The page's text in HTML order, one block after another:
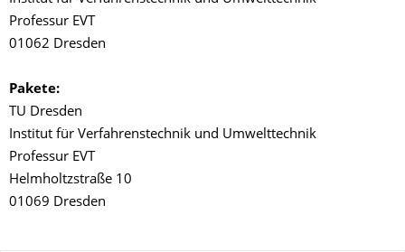
Professur EVT
01062 Dresden
Pakete:
TU Dresden
Institut für Verfahrenstechnik und Umwelttechnik
Professur EVT
Helmholtzstraße 10
01069 Dresden